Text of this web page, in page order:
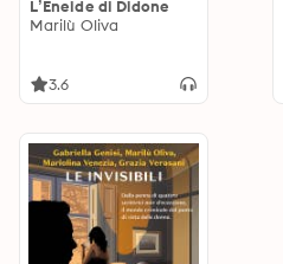
L’Eneide di Didone
Marilù Oliva
3.6